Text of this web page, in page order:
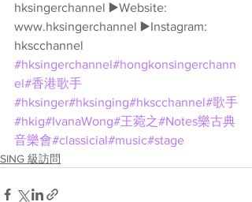
hksingerchannel ▶️Website:
www.hksingerchannel ▶️Instagram:
hkscchannel
#hksingerchannel#hongkonsingerchann
el#香港歌手
#hksinger#hksinging#hkscchannel#歌手
#hkig#IvanaWong#王菀之#Notes樂古典
音樂會#classicial#music#stage
SING 級訪問